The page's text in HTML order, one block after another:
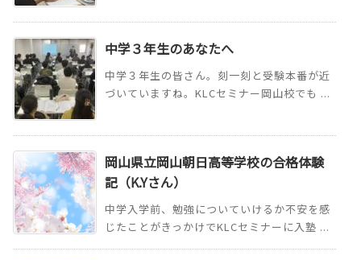
中学３年生のあなたへ
中学３年生の皆さん。刻一刻と受験本番が近
づいていますね。KLCセミナー岡山校でも ...
岡山県立岡山朝日高等学校の合格体験
記（K.Yさん）
中学入学前、勉強についていけるか不安を感
じたことがきっかけでKLCセミナーに入塾 ...